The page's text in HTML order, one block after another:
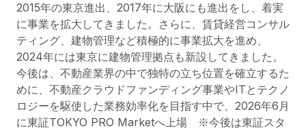
2015年の東京進出、2017年に大阪にも進出をし、着実
に事業を拡大してきました。さらに、賃貸経営コンサル
ティング、建物管理など積極的に事業拡大を進め、
2024年には東京に建物管理拠点も新設してきました。
今後は、不動産業界の中で独特の立ち位置を確立するた
めに、不動産クラウドファンディング事業やITとテクノ
ロジーを駆使した業務効率化を目指す中で、2026年6月
に東証TOKYO PRO Marketへ上場　※今後は東証スタ